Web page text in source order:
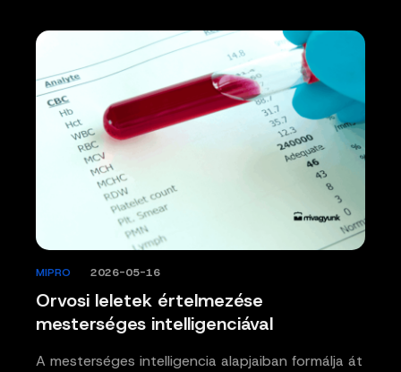
Orvosi leletek értelmezése
mesterséges intelligenciával
MIPRO 2026-05-16
A mesterséges intelligencia alapjaiban formálja át